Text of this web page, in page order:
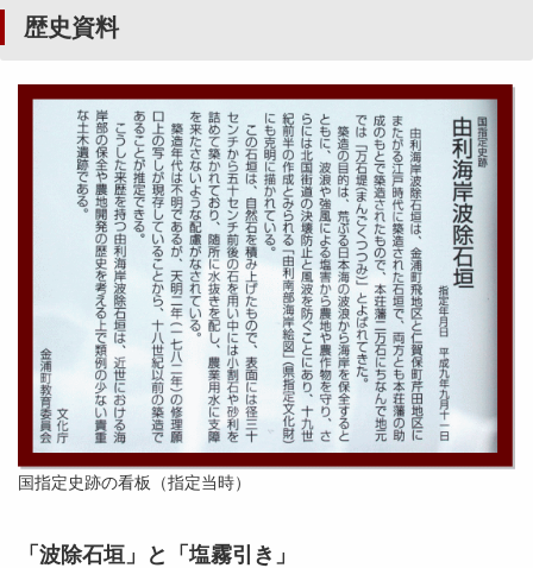
歴史資料
国指定史跡の看板（指定当時）
「波除石垣」と「塩霧引き」